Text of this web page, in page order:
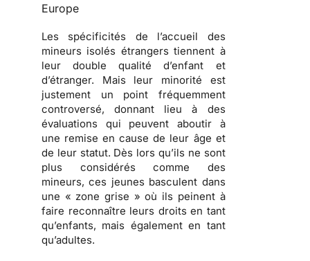
Europe
Les spécificités de l’accueil des
mineurs isolés étrangers tiennent à
leur double qualité d’enfant et
d’étranger. Mais leur minorité est
justement un point fréquemment
controversé, donnant lieu à des
évaluations qui peuvent aboutir à
une remise en cause de leur âge et
de leur statut. Dès lors qu’ils ne sont
plus considérés comme des
mineurs, ces jeunes basculent dans
une « zone grise » où ils peinent à
faire reconnaître leurs droits en tant
qu’enfants, mais également en tant
qu’adultes.